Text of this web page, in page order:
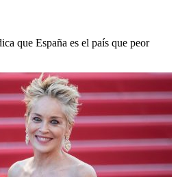
que España es el país que peor